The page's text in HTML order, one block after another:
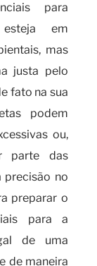
para
em
mas
justa pelo
fato na sua
podem
ou,
parte das
precisão no
preparar o
para a
de uma
de maneira